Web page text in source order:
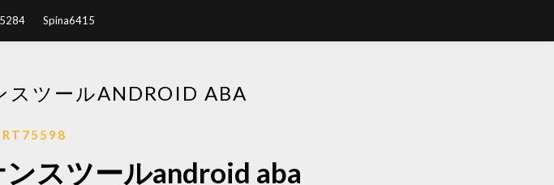
Spina6415
スツールANDROID ABA
スツールandroid aba